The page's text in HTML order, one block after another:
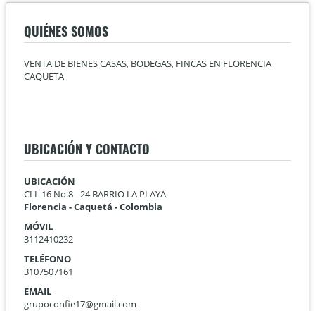
QUIÉNES SOMOS
VENTA DE BIENES CASAS, BODEGAS, FINCAS EN FLORENCIA
CAQUETA
UBICACIÓN Y CONTACTO
UBICACIÓN
CLL 16 No.8 - 24 BARRIO LA PLAYA
Florencia - Caquetá - Colombia
MÓVIL
3112410232
TELÉFONO
3107507161
EMAIL
grupoconfie17@gmail.com